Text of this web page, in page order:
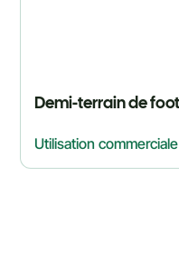
Utilisation commerciale